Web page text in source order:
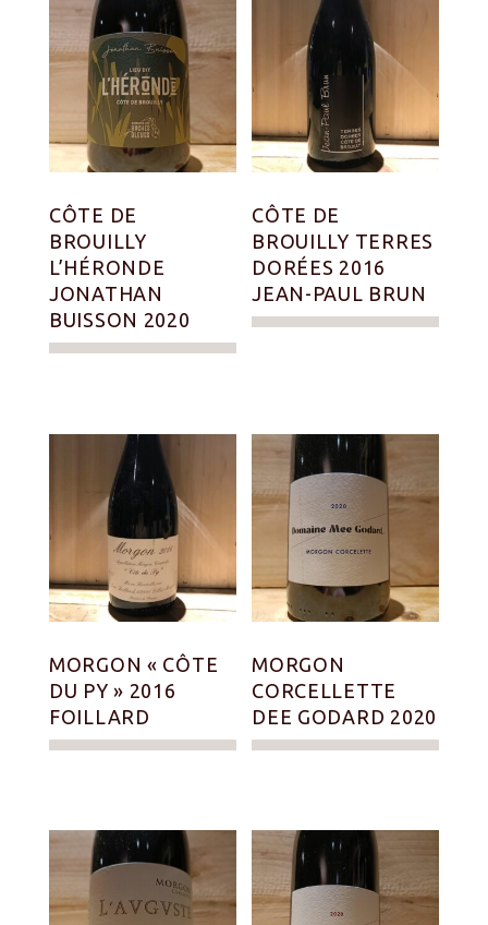
CÔTE DE
BROUILLY
L’HÉRONDE
JONATHAN
BUISSON 2020
CÔTE DE
BROUILLY TERRES
DORÉES 2016
JEAN-PAUL BRUN
MORGON « CÔTE
DU PY » 2016
FOILLARD
MORGON
CORCELLETTE
DEE GODARD 2020